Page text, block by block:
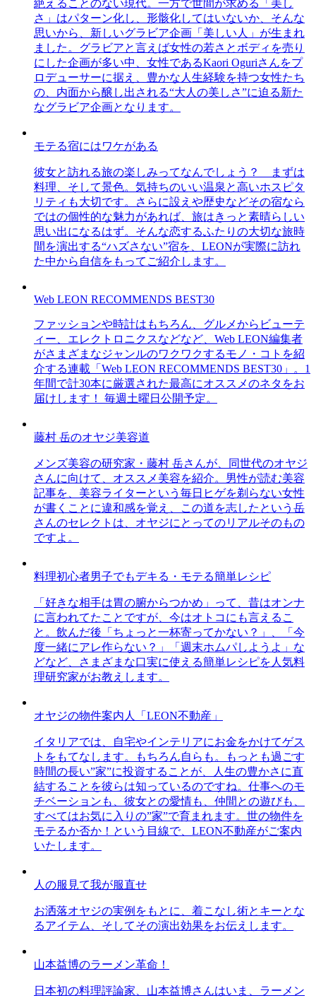
絶えることのない現代。一方で世間が求める「美し
さ」はパターン化し、形骸化してはいないか、そんな
思いから、新しいグラビア企画「美しい人」が生まれ
ました。グラビアと言えば女性の若さとボディを売り
にした企画が多い中、女性であるKaori Oguriさんをプ
ロデューサーに据え、豊かな人生経験を持つ女性たち
の、内面から醸し出される“大人の美しさ”に迫る新た
なグラビア企画となります。
モテる宿にはワケがある
彼女と訪れる旅の楽しみってなんでしょう？ まずは
料理、そして景色。気持ちのいい温泉と高いホスピタ
リティも大切です。さらに設えや歴史などその宿なら
ではの個性的な魅力があれば、旅はきっと素晴らしい
思い出になるはず。そんな恋するふたりの大切な旅時
間を演出する“ハズさない”宿を、LEONが実際に訪れ
た中から自信をもってご紹介します。
Web LEON RECOMMENDS BEST30
ファッションや時計はもちろん、グルメからビューテ
ィー、エレクトロニクスなどなど、Web LEON編集者
がさまざまなジャンルのワクワクするモノ・コトを紹
介する連載「Web LEON RECOMMENDS BEST30」。1
年間で計30本に厳選された最高にオススメのネタをお
届けします！ 毎週土曜日公開予定。
藤村 岳のオヤジ美容道
メンズ美容の研究家・藤村 岳さんが、同世代のオヤジ
さんに向けて、オススメ美容を紹介。男性が読む美容
記事を、美容ライターという毎日ヒゲを剃らない女性
が書くことに違和感を覚え、この道を志したという岳
さんのセレクトは、オヤジにとってのリアルそのもの
ですよ。
料理初心者男子でもデキる・モテる簡単レシピ
「好きな相手は胃の腑からつかめ」って、昔はオンナ
に言われてたことですが、今はオトコにも言えるこ
と。飲んだ後「ちょっと一杯寄ってかない？」、「今
度一緒にアレ作らない？」「週末ホムパしようよ」な
どなど、さまざまな口実に使える簡単レシピを人気料
理研究家がお教えします。
オヤジの物件案内人「LEON不動産」
イタリアでは、自宅やインテリアにお金をかけてゲス
トをもてなします。もちろん自らも。もっとも過ごす
時間の長い”家”に投資することが、人生の豊かさに直
結することを彼らは知っているのですね。仕事へのモ
チベーションも、彼女との愛情も、仲間との遊びも、
すべてはお気に入りの”家”で育まれます。世の物件を
モテるか否か！という目線で、LEON不動産がご案内
いたします。
人の服見て我が服直せ
お洒落オヤジの実例をもとに、着こなし術とキーとな
るアイテム、そしてその演出効果をお伝えします。
山本益博のラーメン革命！
日本初の料理評論家、山本益博さんはいま、ラーメン